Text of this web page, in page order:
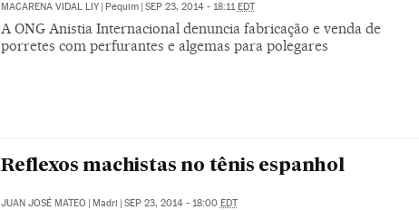
MACARENA VIDAL LIY Pequim SEP 23, 2014 - 18:11 EDT
A ONG Anistia Internacional denuncia fabricação e venda de
porretes com perfurantes e algemas para polegares
Reflexos machistas no tênis espanhol
JUAN JOSÉ MATEO | Madri | SEP 23, 2014 - 18:00 EDT